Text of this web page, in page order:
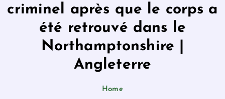
criminel après que le corps a
été retrouvé dans le
Northamptonshire |
Angleterre
Home